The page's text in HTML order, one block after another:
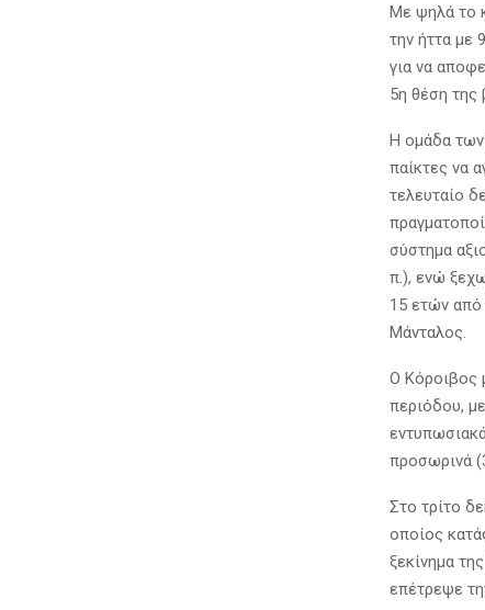
Με ψηλά το
την ήττα με
για να
5η θέση της
Η ομάδα των
παίκτες να
τελευταίο
σύστημα
π.), ενώ
15 ετών από
Μάνταλος.
Ο Κόροιβος
περιόδου,
προσωρινά
Στο τρίτο
οποίος
ξεκίνημα
επέτρεψε